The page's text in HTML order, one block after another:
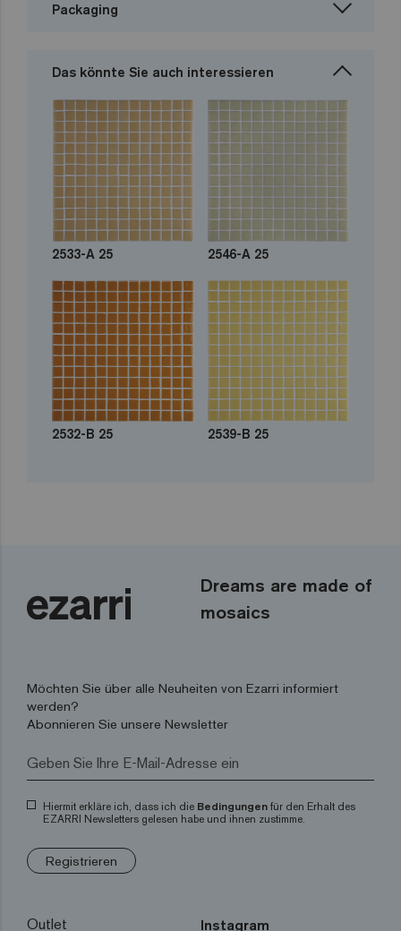
Packaging
Das könnte Sie auch interessieren
2533-A 25 2546-A 25
2532-B 25 2539-B 25
Dreams are made of
mosaics
Möchten Sie über alle Neuheiten von Ezarri informiert
werden?
Abonnieren Sie unsere Newsletter
Hiermit erkläre ich, dass ich die Bedingungen für den Erhalt des
EZARRI Newsletters gelesen habe und ihnen zustimme.
Registrieren
Outlet Instagram